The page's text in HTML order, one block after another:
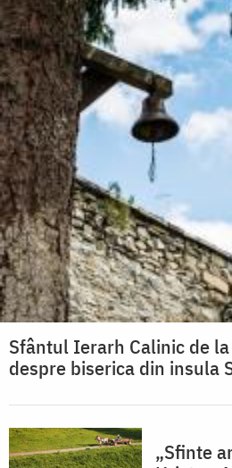
Sfântul Ierarh Calinic de
despre biserica din insula
„Sfinte